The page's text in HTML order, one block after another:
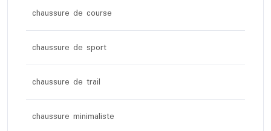
chaussure de course
chaussure de sport
chaussure de trail
chaussure minimaliste